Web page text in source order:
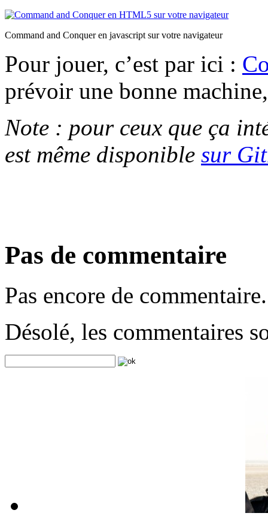
Command and Conquer en javascript sur votre navigateur
Pour jouer, c’est par ici :
prévoir une bonne
Note : pour ceux que ça
est même disponible sur
Pas de commentaire
Pas encore de commentaire.
Désolé, les commentaires